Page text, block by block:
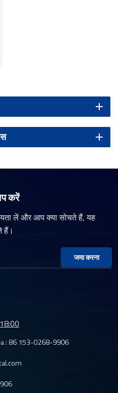
करें
लें और आप क्या सोचते हैं, यह
हैं।
जमा करना
: 86 153-0268-9906